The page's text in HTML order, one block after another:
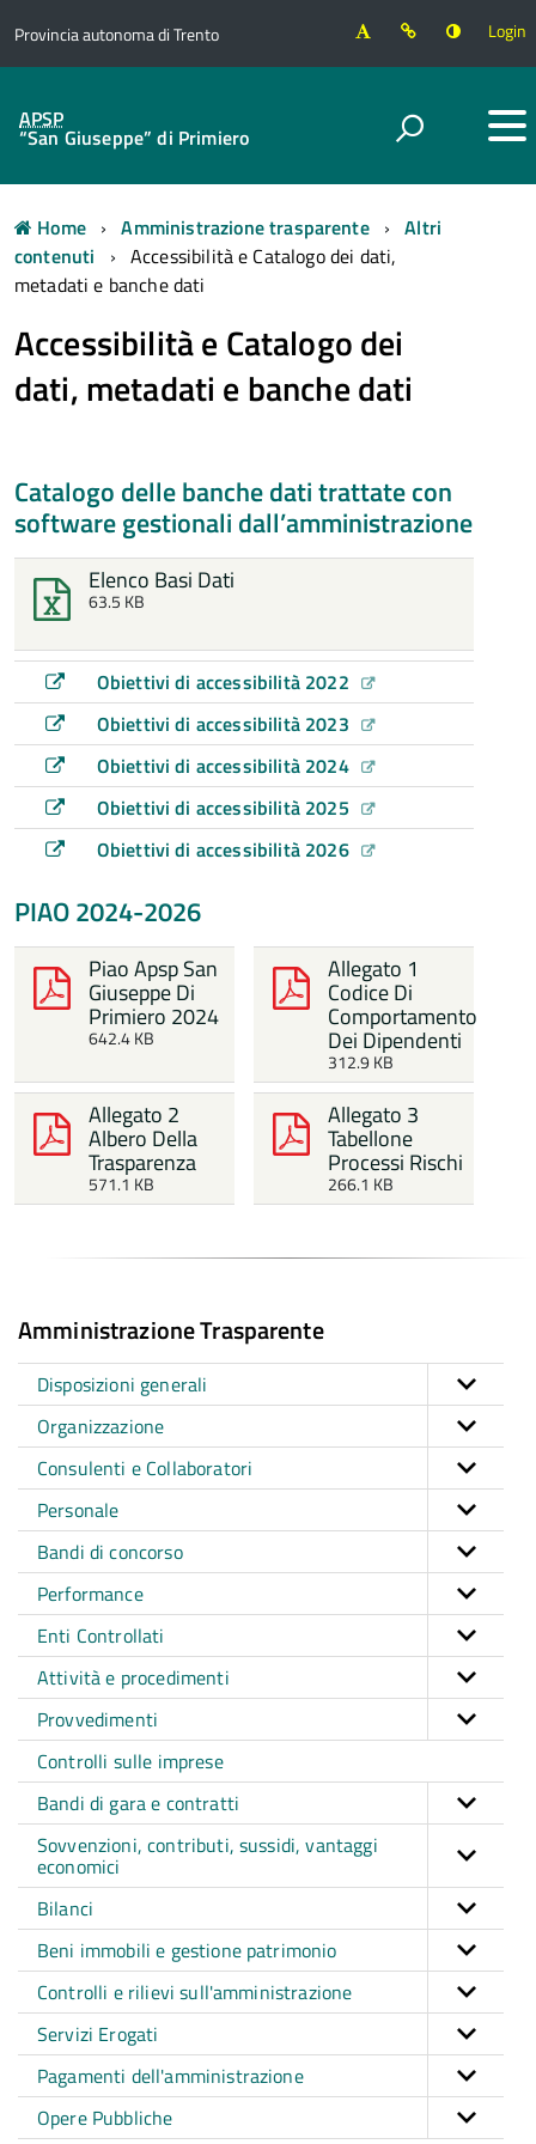
Provincia autonoma di Trento Login
APSP
“San Giuseppe” di Primiero
Home Amministrazione trasparente
Altri
contenuti
Accessibilità e Catalogo dei dati,
metadati e banche dati
Accessibilità e Catalogo dei
dati, metadati e banche dati
Catalogo delle banche dati trattate con
software gestionali dall’amministrazione
Elenco Basi Dati
63.5 KB
Obiettivi di accessibilità 2022
Obiettivi di accessibilità 2023
Obiettivi di accessibilità 2024
Obiettivi di accessibilità 2025
Obiettivi di accessibilità 2026
PIAO 2024-2026
Piao Apsp San
Giuseppe Di
Primiero 2024
642.4 KB
Allegato 1
Codice Di
Comportamento
Dei Dipendenti
312.9 KB
Allegato 2
Albero Della
Trasparenza
571.1 KB
Allegato 3
Tabellone
Processi Rischi
266.1 KB
Amministrazione Trasparente
Disposizioni generali
Organizzazione
Consulenti e Collaboratori
Personale
Bandi di concorso
Performance
Enti Controllati
Attività e procedimenti
Provvedimenti
Controlli sulle imprese
Bandi di gara e contratti
Sovvenzioni, contributi, sussidi, vantaggi
economici
Bilanci
Beni immobili e gestione patrimonio
Controlli e rilievi sull'amministrazione
Servizi Erogati
Pagamenti dell'amministrazione
Opere Pubbliche